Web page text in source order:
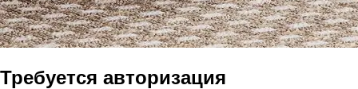
Требуется авторизация